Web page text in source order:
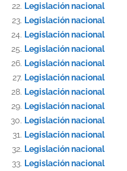
Legislación nacional
Legislación nacional
Legislación nacional
Legislación nacional
Legislación nacional
Legislación nacional
Legislación nacional
Legislación nacional
Legislación nacional
Legislación nacional
Legislación nacional
Legislación nacional